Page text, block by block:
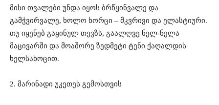
მისი თვალები უნდა იყოს ბრწყინვალე და
გამჭვირვალე, ხოლო ხორცი – მკვრივი და ელასტიური.
თუ იყენებ გაყინულ თევზს, გაალღვე ნელ-ნელა
მაცივარში და მოაშორე ზედმეტი ტენი ქაღალდის
ხელსახოცით.
2. მარინადი უკეთეს გემოსთვის